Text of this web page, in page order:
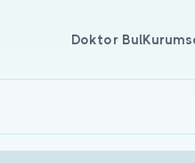
Doktor Bul